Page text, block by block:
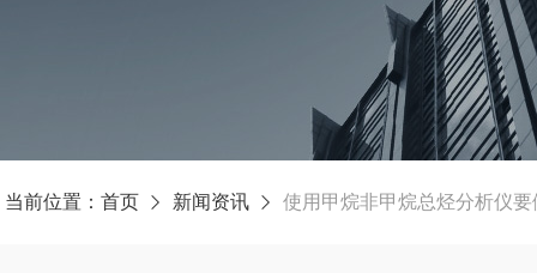
当前位置： 首页 新闻资讯 使用甲烷非甲烷总烃分析仪